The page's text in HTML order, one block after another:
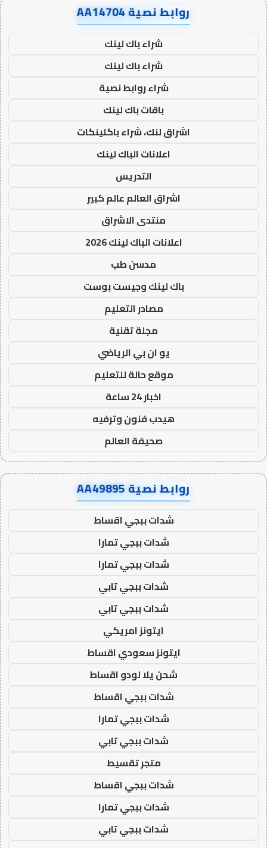
روابط نصية AA14704
شراء باك لينك
شراء باك لينك
شراء روابط نصية
باقات باك لينك
اشراق لنك، شراء باكلينكات
اعلانات الباك لينك
التدريس
اشراق العالم عالم كبير
منتدى الاشراق
اعلانات الباك لينك 2026
مدسن طب
باك لينك وجيست بوست
مصادر التعليم
مجلة تقنية
يو ان بي الرياضي
موقع حالة للتعليم
اخبار 24 ساعة
هيدب فنون وترفيه
صحيفة العالم
روابط نصية AA49895
شدات ببجي اقساط
شدات ببجي تمارا
شدات ببجي تمارا
شدات ببجي تابي
شدات ببجي تابي
ايتونز امريكي
ايتونز سعودي اقساط
شحن يلا لودو اقساط
شدات ببجي اقساط
شدات ببجي تمارا
شدات ببجي تابي
متجر تقسيط
شدات ببجي اقساط
شدات ببجي تمارا
شدات ببجي تابي